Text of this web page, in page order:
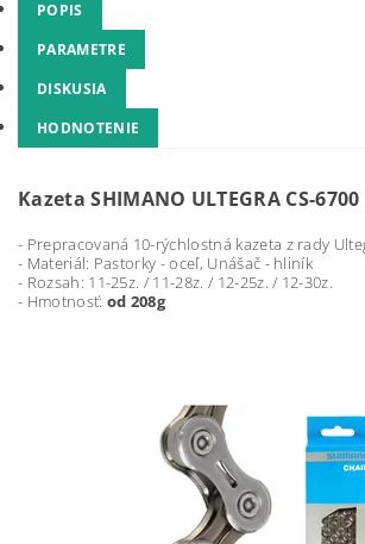
POPIS
PARAMETRE
DISKUSIA
HODNOTENIE
Kazeta SHIMANO ULTEGRA CS-
- Prepracovaná 10-rýchlostná kazeta z rady
- Materiál: Pastorky - oceľ, Unášač - hliník
- Rozsah: 11-25z. / 11-28z. / 12-25z. / 12-30z.
- Hmotnosť: od 208g